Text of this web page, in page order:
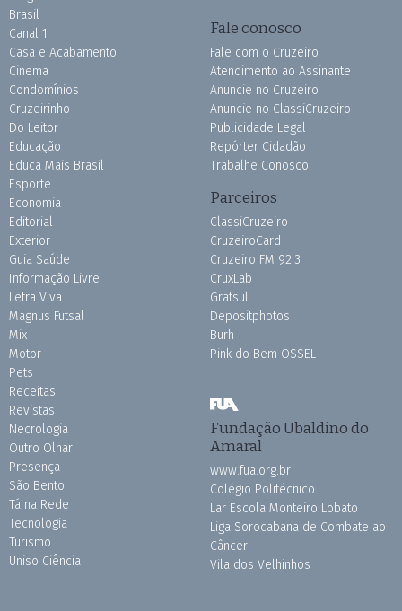
Brasil
Canal 1
Casa e Acabamento
Cinema
Condomínios
Cruzeirinho
Do Leitor
Educação
Educa Mais Brasil
Esporte
Economia
Editorial
Exterior
Guia Saúde
Informação Livre
Letra Viva
Magnus Futsal
Mix
Motor
Pets
Receitas
Revistas
Necrologia
Outro Olhar
Presença
São Bento
Tá na Rede
Tecnologia
Turismo
Uniso Ciência
Fale conosco
Fale com o Cruzeiro
Atendimento ao Assinante
Anuncie no Cruzeiro
Anuncie no ClassiCruzeiro
Publicidade Legal
Repórter Cidadão
Trabalhe Conosco
Parceiros
ClassiCruzeiro
CruzeiroCard
Cruzeiro FM 92.3
CruxLab
Grafsul
Depositphotos
Burh
Pink do Bem OSSEL
Fundação Ubaldino do
Amaral
www.fua.org.br
Colégio Politécnico
Lar Escola Monteiro Lobato
Liga Sorocabana de Combate ao
Câncer
Vila dos Velhinhos